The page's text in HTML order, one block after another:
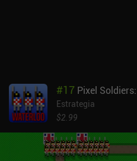
largos a veces. Arcane Quest 4 se monetiza mediante económicos
iAPs para desbloquear nuevos
El juego se puede disfrutar
hay presión competitiva ni muros de pago. Es una
te gustan los juegos complejos
mecánicas sólidas.
#17 Pixel
Estrategia
$2.99